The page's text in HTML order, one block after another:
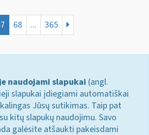
68 ... 365
naudojami slapukai (angl.
slapukai įdiegiami automatiškai
Jūsų sutikimas. Taip pat
kitų slapukų naudojimu. Savo
galėsite atšaukti pakeisdami